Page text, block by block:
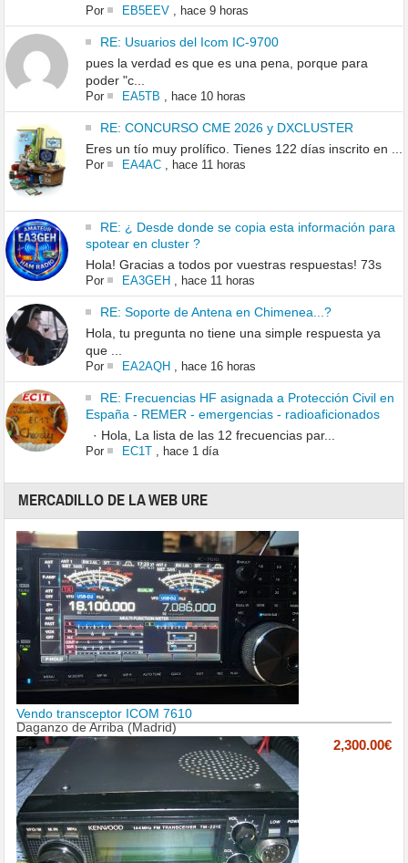
Por EB5EEV, hace 9 horas
RE: Usuarios del Icom IC-9700
pues la verdad es que es una pena, porque para
poder "c...
Por EA5TB hace 10 horas
RE: CONCURSO CME 2026 y DXCLUSTER
Eres un tío muy prolífico. Tienes 122 días inscrito en ...
Por EA4AC, hace 11 horas
RE: ¿ Desde donde se copia esta información para
spotear en cluster ?
Hola! Gracias a todos por vuestras respuestas! 73s
Por EA3GEH, hace 11 horas
RE: Soporte de Antena en Chimenea...?
Hola, tu pregunta no tiene una simple respuesta ya
que ...
Por EA2AQH, hace 16 horas
RE: Frecuencias HF asignada a Protección Civil en
España - REMER - emergencias - radioaficionados
· Hola, La lista de las 12 frecuencias par...
Por EC1T, hace 1 día
MERCADILLO DE LA WEB URE
Vendo transceptor ICOM 7610
Daganzo de Arriba (Madrid)
2,300.00€